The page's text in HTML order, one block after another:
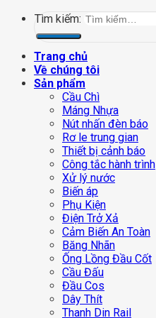
Tìm kiếm:
Trang chủ
Về chúng tôi
Sản phẩm
Cầu Chì
Máng Nhựa
Nút nhấn đèn báo
Rơ le trung gian
Thiết bị cảnh báo
Công tắc hành trình
Xử lý nước
Biến áp
Phụ Kiện
Điện Trở Xả
Cảm Biến An Toàn
Băng Nhãn
Ống Lồng Đầu Cốt
Cầu Đấu
Đầu Cos
Dây Thít
Thanh Din Rail